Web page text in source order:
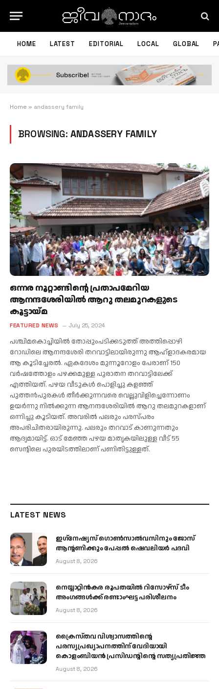
HOME LATEST EDITORIAL LOCAL GLOBAL
Home » andassery family
BROWSING: ANDASSERY FAMILY
ഒന്നര നൂറ്റാണ്ടിന്റെ പ്രതാപമേറിയ
ആനന്ദശേരിയില്‍ ആറു തലമുറകളുടെ
കൂട്ടായ്മ
FEATURED NEWS July 25, 2024
പശ്ചിമകൊച്ചിയില്‍ തോപ്പുംപടിക്കടുത്ത് അത്തിപ്പൊഴി
റോഡിലെ ആനന്ദശേരി തറവാട്ടിലായിരുന്നു ആഹ്‌ളാദകരമായ
ആ കൂടിച്ചേരല്‍. ഏകദേശം മുന്നൂറോളം പേരാണ് 150
വര്‍ഷത്തോളം പഴക്കമുള്ള പുരാതന തറവാട്ടിലേക്ക്
എത്തിയത്. പഴയ വീടുകള്‍ പൊളിച്ചു കളഞ്ഞ്
പുത്തന്‍പുരകള്‍ തീര്‍ക്കുന്നവരെ വെല്ലുവിളിച്ചെന്നോണം
ഉയര്‍ന്നു നില്‍ക്കുന്ന ആനന്ദശേരിയില്‍ ആറു തലമുറകളാണ്
ഒന്നിച്ചു കൂടിയത്. അവരില്‍ പലരും പരസ്പരം
അപരിചിതരായിരുന്നു. പലരും തറവാട് കാണുന്നതും
ആദ്യമായിട്ട്. ഓട് മേഞ്ഞ പഴയ മാതൃകയിലുള്ള വീട് 55
സെന്റിലെ പുരയിടത്തിലാണ് പണിതിട്ടുള്ളത്.
LATEST NEWS
ഇഗ്‌നേഷ്യസ് ഗൊൺസാൽവസിനും ജോസ്
ആന്റണിക്കും പേപ്പൽ ഷെവലിയർ പദവി
August 8, 2026
നെയ്യാറ്റിൻകര രൂപതയിൽ റിസോഴ്സ് ടീം
അംഗങ്ങൾക്ക് രണ്ടാംഘട്ട പരിശീലനം
August 8, 2026
ക്രൈസ്തവ വിശ്വാസത്തിന്റെ
പരസ്യപ്രഖ്യാപനത്തിന് വേദിയായി
കൊളംബിയൻ പ്രസിഡന്റിന്റെ സത്യപ്രതിജ്ഞ
August 8, 2026